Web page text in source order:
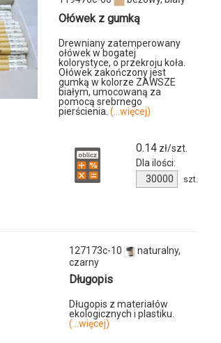
Ołówek z gumką
Drewniany zatemperowany
ołówek w bogatej
kolorystyce, o przekroju koła.
Ołówek zakończony jest
gumką w kolorze ZAWSZE
białym, umocowaną za
pomocą srebrnego
pierścienia. (...więcej)
0.14 zł/szt.
Dla ilości:
Ilość
produktu
szt.
127173c-10
naturalny,
czarny
Długopis
Długopis z materiałów
ekologicznych i plastiku.
(...więcej)